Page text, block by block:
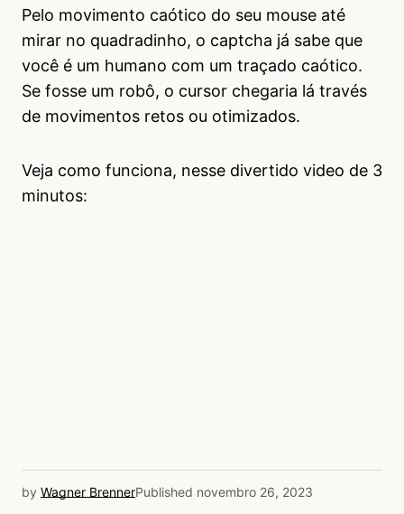
Pelo movimento caótico do seu mouse até
mirar no quadradinho, o captcha já sabe que
você é um humano com um traçado caótico.
Se fosse um robô, o cursor chegaria lá través
de movimentos retos ou otimizados.
Veja como funciona, nesse divertido video de 3
minutos:
by Wagner BrennerPublished novembro 26, 2023